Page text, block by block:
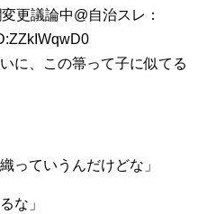
更議論中@自治スレ：
に、この箒って子に似てる
っていうんだけどな」
な」